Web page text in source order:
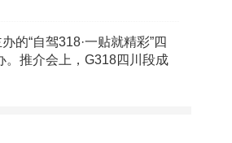
宝有可能出现爆炸的情
的“自驾318·一贴就精彩”四
。推介会上，G318四川段成
区代表进行了精彩的文旅产